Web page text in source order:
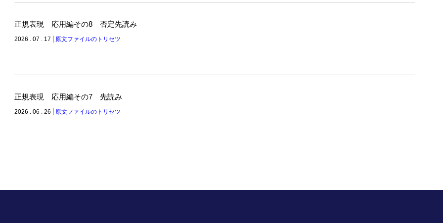
正規表現 応用編その8 否定先読み
2026 . 07 . 17 原文ファイルのトリセツ
正規表現 応用編その7 先読み
2026 . 06 . 26 原文ファイルのトリセツ